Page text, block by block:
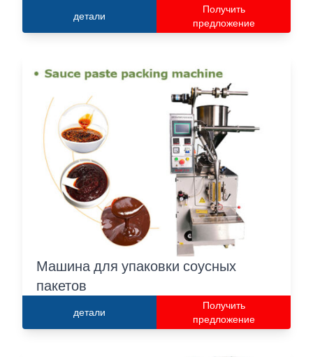
детали
Получить
предложение
Машина для упаковки соусных
пакетов
детали
Получить
предложение